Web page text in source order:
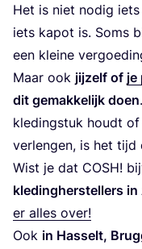
Het is niet nodig
iets kapot is. Soms
een klei­ne
Maar ook jij­zelf of je
dit gemak­ke­lijk doen
kle­ding­stuk houdt
ver­len­gen, is het tijd
Wist je dat COSH!
kle­ding­her­stel­lers in
er alles over!
Ook in Has­selt,